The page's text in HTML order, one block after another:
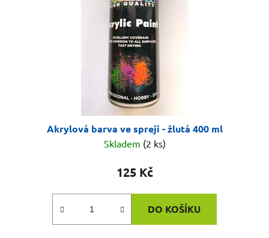
Akrylová barva ve spreji - žlutá 400 ml
Skladem (2 ks)
125 Kč
DO KOŠÍKU